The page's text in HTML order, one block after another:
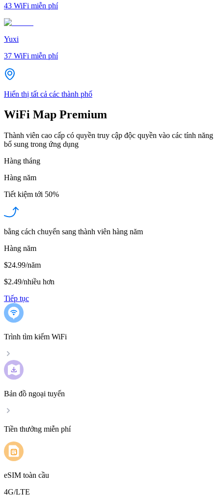
43 WiFi miễn phí
Yuxi
37 WiFi miễn phí
Hiển thị tất cả các thành phố
WiFi Map Premium
Thành viên cao cấp có quyền truy cập độc quyền vào các tính năng
bổ sung trong ứng dụng
Hàng tháng
Hàng năm
Tiết kiệm tới 50%
bằng cách chuyển sang thành viên hàng năm
Hàng năm
$24.99/năm
$2.49/nhiều hơn
Tiếp tục
Trình tìm kiếm WiFi
Bản đồ ngoại tuyến
Tiền thưởng miễn phí
eSIM toàn cầu
4G/LTE